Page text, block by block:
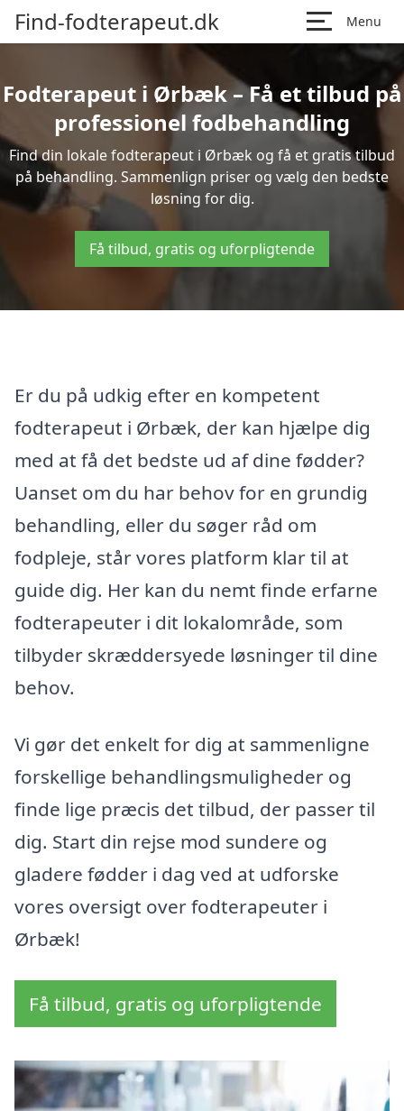
Find-fodterapeut.dk Menu
Fodterapeut i Ørbæk – Få et tilbud på
professionel fodbehandling
Find din lokale fodterapeut i Ørbæk og få et gratis tilbud
på behandling. Sammenlign priser og vælg den bedste
løsning for dig.
Få tilbud, gratis og uforpligtende
Er du på udkig efter en kompetent
fodterapeut i Ørbæk, der kan hjælpe dig
med at få det bedste ud af dine fødder?
Uanset om du har behov for en grundig
behandling, eller du søger råd om
fodpleje, står vores platform klar til at
guide dig. Her kan du nemt finde erfarne
fodterapeuter i dit lokalområde, som
tilbyder skræddersyede løsninger til dine
behov.
Vi gør det enkelt for dig at sammenligne
forskellige behandlingsmuligheder og
finde lige præcis det tilbud, der passer til
dig. Start din rejse mod sundere og
gladere fødder i dag ved at udforske
vores oversigt over fodterapeuter i
Ørbæk!
Få tilbud, gratis og uforpligtende